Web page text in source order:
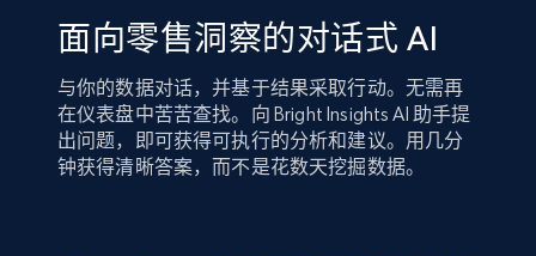
面向零售洞察的对话式 AI
与你的数据对话，并基于结果采取行动。无需再
在仪表盘中苦苦查找。向 Bright Insights AI 助手提
出问题，即可获得可执行的分析和建议。用几分
钟获得清晰答案，而不是花数天挖掘数据。